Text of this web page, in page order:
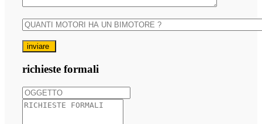
inviare
richieste formali